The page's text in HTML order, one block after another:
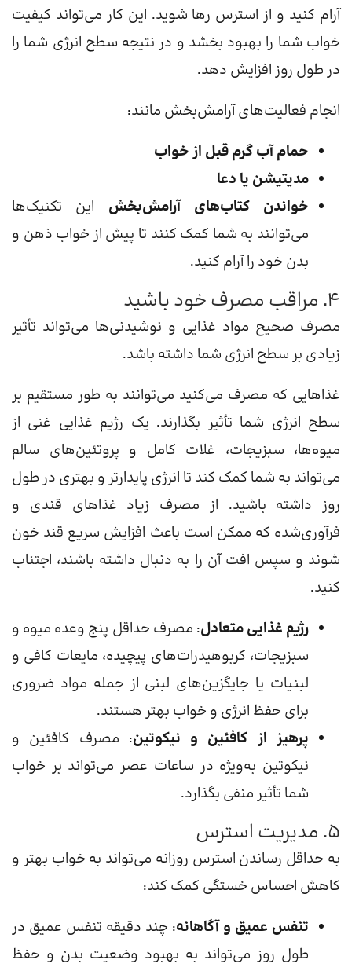
آرام کنید و از استرس رها شوید. این کار می‌تواند کیفیت
خواب شما را بهبود بخشد و در نتیجه سطح انرژی شما را
در طول روز افزایش دهد.
انجام فعالیت‌های آرامش‌بخش مانند:
حمام آب گرم قبل از خواب
مدیتیشن یا دعا
خواندن کتاب‌های آرامش‌بخش این تکنیک‌ها
می‌توانند به شما کمک کنند تا پیش از خواب ذهن و
بدن خود را آرام کنید.
4. مراقب مصرف خود باشید
مصرف صحیح مواد غذایی و نوشیدنی‌ها می‌تواند تأثیر
زیادی بر سطح انرژی شما داشته باشد.
غذاهایی که مصرف می‌کنید می‌توانند به طور مستقیم بر
سطح انرژی شما تأثیر بگذارند. یک رژیم غذایی غنی از
میوه‌ها، سبزیجات، غلات کامل و پروتئین‌های سالم
می‌تواند به شما کمک کند تا انرژی پایدارتر و بهتری در طول
روز داشته باشید. از مصرف زیاد غذاهای قندی و
فرآوری‌شده که ممکن است باعث افزایش سریع قند خون
شوند و سپس افت آن را به دنبال داشته باشند، اجتناب
کنید.
رژیم غذایی متعادل: مصرف حداقل پنج وعده میوه و
سبزیجات، کربوهیدرات‌های پیچیده، مایعات کافی و
لبنیات یا جایگزین‌های لبنی از جمله مواد ضروری
برای حفظ انرژی و خواب بهتر هستند.
پرهيز از کافئین و نیکوتین: مصرف کافئین و
نیکوتین به‌ویژه در ساعات عصر می‌تواند بر خواب
شما تأثیر منفی بگذارد.
5. مدیریت استرس
به حداقل رساندن استرس روزانه می‌تواند به خواب بهتر و
کاهش احساس خستگی کمک کند:
تنفس عمیق و آگاهانه: چند دقیقه تنفس عمیق در
طول روز می‌تواند به بهبود وضعیت بدن و حفظ